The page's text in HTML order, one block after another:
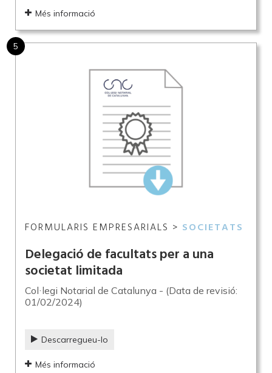
Més informació
5
FORMULARIS EMPRESARIALS > SOCIETATS
Delegació de facultats per a una
societat limitada
Col·legi Notarial de Catalunya - (Data de revisió:
01/02/2024)
Descarregueu-lo
Més informació